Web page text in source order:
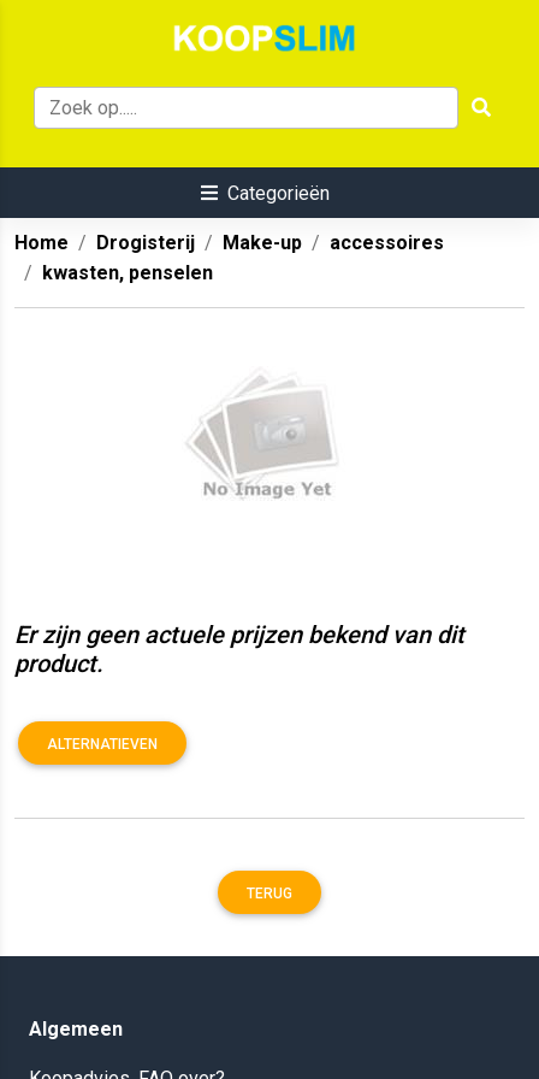
Categorieën
Home Drogisterij Make-up
accessoires
kwasten, penselen
Er zijn geen actuele prijzen bekend van dit
product.
ALTERNATIEVEN
TERUG
Algemeen